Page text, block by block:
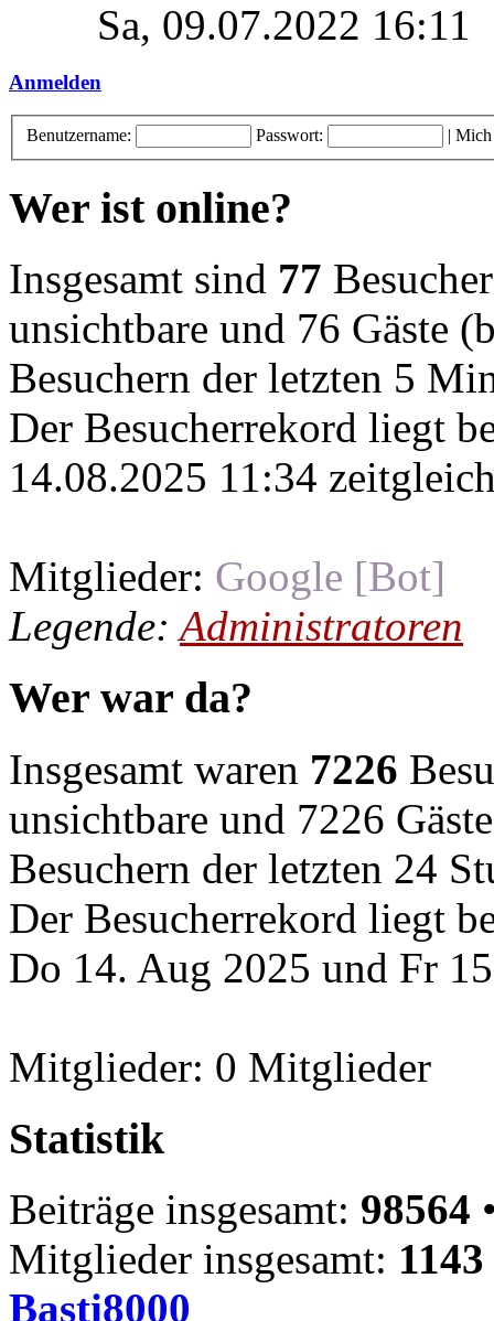
Sa, 09.07.2022 16:11
Anmelden
Benutzername: Passwort: | Mich
Wer ist online?
Insgesamt sind 77
unsichtbare und 76 Gäste
Besuchern der letzten 5
Der Besucherrekord liegt
14.08.2025 11:34
Mitglieder: Google [Bot]
Legende:Administratoren
Wer war da?
Insgesamt waren 7226
unsichtbare und 7226
Besuchern der letzten 24
Der Besucherrekord liegt
Do 14. Aug 2025 und Fr
Mitglieder: 0 Mitglieder
Statistik
Beiträge insgesamt: 98564
Mitglieder insgesamt: 1143
Basti8000